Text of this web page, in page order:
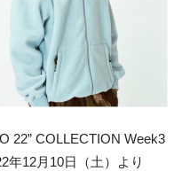
22” COLLECTION Week3
年12月10日（土）より